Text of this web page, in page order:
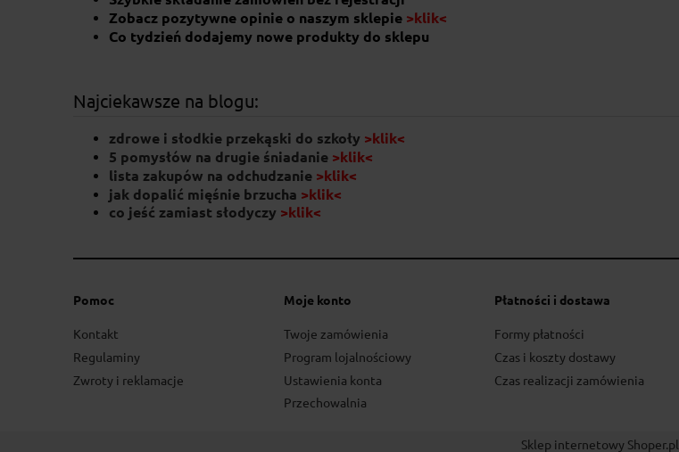
Zobacz pozytywne opinie o naszym sklepie >klik<
Co tydzień dodajemy nowe produkty do sklepu
Najciekawsze na blogu:
zdrowe i słodkie przekąski do szkoły >klik<
5 pomysłów na drugie śniadanie >klik<
lista zakupów na odchudzanie >klik<
jak dopalić mięśnie brzucha >klik<
co jeść zamiast słodyczy >klik<
Pomoc
Kontakt
Regulaminy
Zwroty i reklamacje
Moje konto
Twoje zamówienia
Program lojalnościowy
Ustawienia konta
Przechowalnia
Płatności i dostawa
Formy płatności
Czas i koszty dostawy
Czas realizacji zamówienia
Sklep internetowy Shoper.pl